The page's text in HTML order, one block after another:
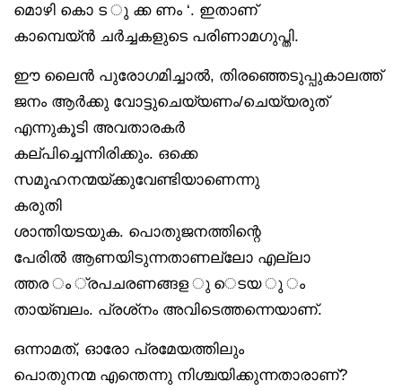
മൊഴി കൊ ട ു ക്ക ണം ‘. ഇതാണ്
കാമ്പെയ്ൻ ചർച്ചകളുടെ പരിണാമഗുപ്തി.
ഈ ലൈൻ പുരോഗമിച്ചാൽ, തിരഞ്ഞെടുപ്പുകാലത്ത്
ജനം ആർക്കു വോട്ടുചെയ്യണം/ചെയ്യരുത്
എന്നുകൂടി അവതാരകർ
കല്പിച്ചെന്നിരിക്കും. ഒക്കെ
സമൂഹനന്മയ്ക്കുവേണ്ടിയാണെന്നു
കരുതി
ശാന്തിയടയുക. പൊതുജനത്തിന്റെ
പേരിൽ ആണയിടുന്നതാണല്ലോ എല്ലാ
ത്തര ം ്രപചരണങ്ങള ു െടയ ു ം
തായ്ബലം. പ്രശ്‌നം അവിടെത്തന്നെയാണ്.
ഒന്നാമത്, ഓരോ പ്രമേയത്തിലും
പൊതുനന്മ എന്തെന്നു നിശ്ചയിക്കുന്നതാരാണ്?